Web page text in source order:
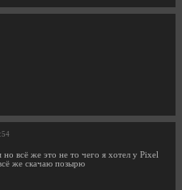
всё же это не то чего я хотел у Pixel
же скачаю позырю